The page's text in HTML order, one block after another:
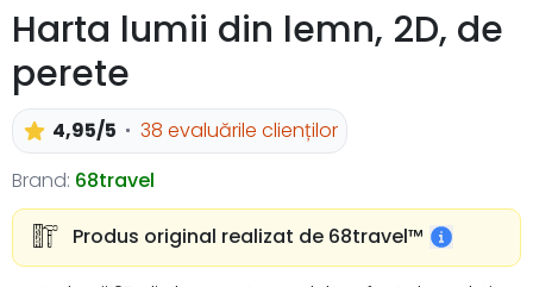
Harta lumii din lemn, 2D, de
perete
4,95/5
38 evaluările clienților
Brand: 68travel
Produs original realizat de 68travel™️